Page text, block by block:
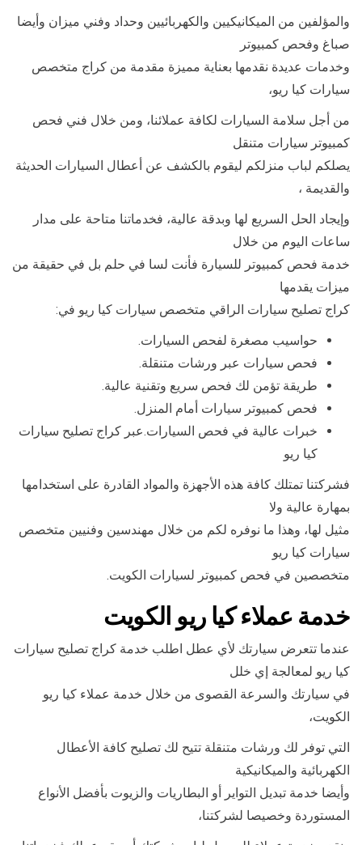
والمؤلفين من الميكانيكيين والكهربائيين وحداد وفني ميزان وأيضا
صباغ وفحص كمبيوتر
وخدمات عديدة نقدمها بعناية مميزة مقدمة من كراج متخصص
سيارات كيا ريو،
من أجل سلامة السيارات لكافة عملائنا، ومن خلال فني فحص
كمبيوتر سيارات متنقل
يصلكم لباب منزلكم ليقوم بالكشف عن أعطال السيارات الحديثة
والقديمة ،
وإيجاد الحل السريع لها وبدقة عالية، فخدماتنا متاحة على مدار
ساعات اليوم من خلال
خدمة فحص كمبيوتر للسيارة فأنت لسا في حلم بل في حقيقة من
ميزات يقدمها
كراج تصليح سيارات الراقي متخصص سيارات كيا ريو في:
حواسيب مصغرة لفحص السيارات.
فحص سيارات عبر ورشات متنقلة.
طريقة تؤمن لك فحص سريع وتقنية عالية.
فحص كمبيوتر سيارات أمام المنزل.
خبرات عالية في فحص السيارات.عبر كراج تصليح سيارات
كيا ريو
فشركتنا تمتلك كافة هذه الأجهزة والمواد القادرة على استخدامها
بمهارة عالية ولا
مثيل لها، وهذا ما نوفره لكم من خلال مهندسين وفنيين متخصص
سيارات كيا ريو
متخصصين في فحص كمبيوتر لسيارات الكويت.
خدمة عملاء كيا ريو الكويت
عندما تتعرض سيارتك لأي عطل اطلب خدمة كراج تصليح سيارات
كيا ريو لمعالجة إي خلل
في سيارتك والسرعة القصوى من خلال خدمة عملاء كيا ريو
الكويت،
التي توفر لك ورشات متنقلة تتيح لك تصليح كافة الأعطال
الكهربائية والميكانيكية
وأيضا خدمة تبديل التواير أو البطاريات والزيوت بأفضل الأنواع
المستوردة وخصيصا لشركتنا،